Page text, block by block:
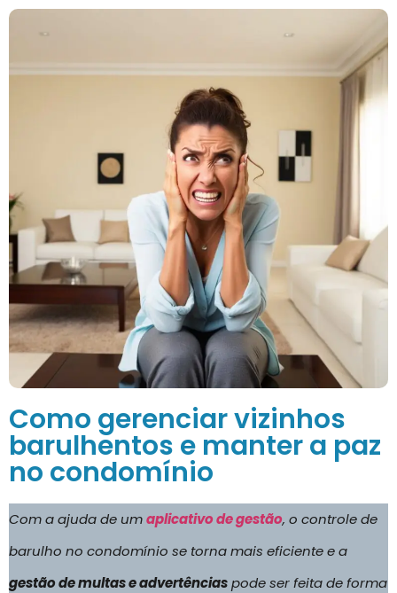
Como gerenciar vizinhos
barulhentos e manter a paz
no condomínio
Com a ajuda de umaplicativo de gestão, o controle de
barulho no condomínio se torna mais eficiente e a
gestão de multas e advertênciaspode ser feita de forma